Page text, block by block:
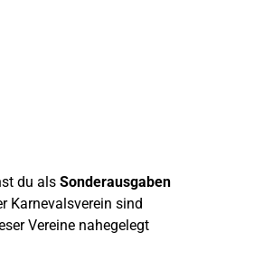
du als Sonderausgaben
Karnevalsverein sind
Vereine nahegelegt